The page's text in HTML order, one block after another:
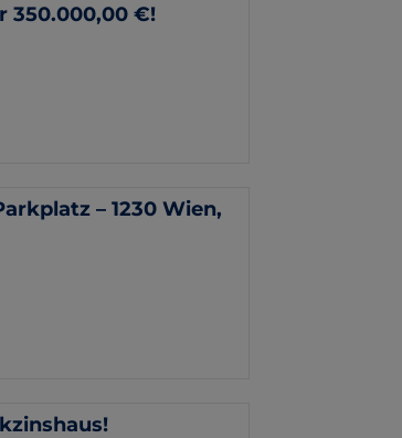
350.000,00 €!
– 1230 Wien,